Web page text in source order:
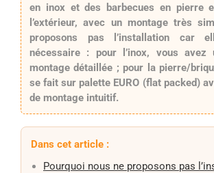
en inox et des barbecues en pierre
l’extérieur, avec un montage très
proposons pas l’installation car
nécessaire : pour l’inox, vous avez
montage détaillée ; pour la pierre/
se fait sur palette EURO (flat packed)
de montage intuitif.
Dans cet article :
Pourquoi nous ne proposons pas